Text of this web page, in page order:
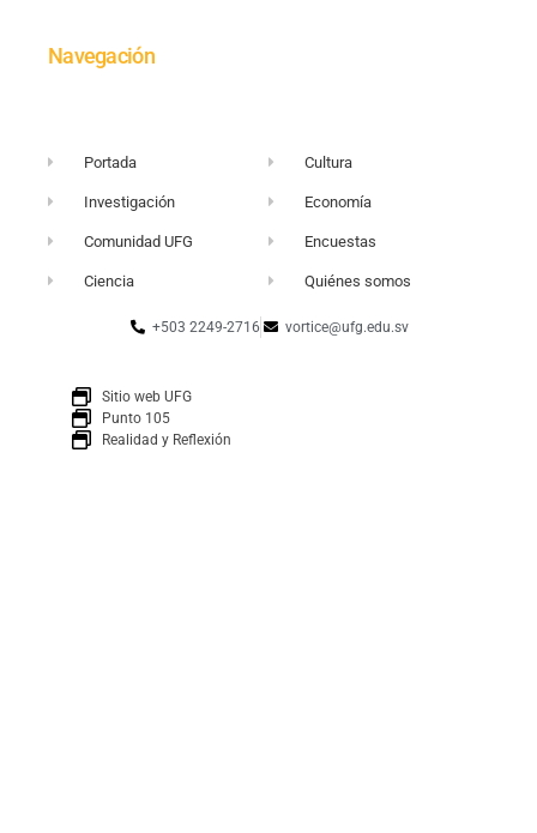
Navegación
Portada
Investigación
Comunidad UFG
Ciencia
Cultura
Economía
Encuestas
Quiénes somos
+503 2249-2716 vortice@ufg.edu.sv
Sitio web UFG
Punto 105
Realidad y Reflexión